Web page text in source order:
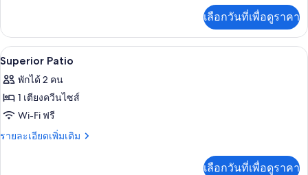
เรีย
เกี่ยว
กับ
ห้อง
พี
เรีย
เลือกวันที่เพื่อดูราคา
เปิด
ภาพถ่าย
ทั้งหมด
ของ
Superior
เครื่องนอนระดับพรีเมียม, มินิบาร์, ตู้นิ
6
Superior Patio
พักได้ 2 คน
1 เตียงควีนไซส์
Wi-Fi ฟรี
รายละเอียดเพิ่มเติม
ราย
เลือกวันที่เพื่อดูราคา